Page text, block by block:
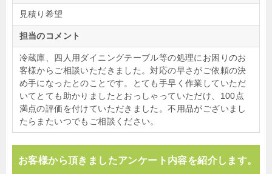
見積り希望
担当のコメント
冷蔵庫、四人用ダイニングテーブル等の処理にお困りのお
客様からご相談いただきました。対応の早さがご依頼の決
め手になったとのことです。とても手早く作業していただ
いてとても助かりましたとおっしゃっていただけ、100点
満点の評価を付けていただきました。不用品がございまし
たらまたいつでもご相談ください。
お客様から頂きましたアンケート内容を紹介します。